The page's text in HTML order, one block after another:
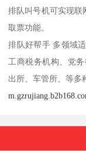
排队叫号机可实现联
取票功能。
排队好帮手 多领域
工商税务机构、党
出所、车管所、等多